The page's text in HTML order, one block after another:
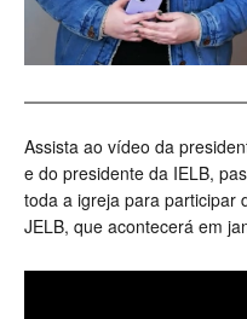
Assista ao vídeo da
e do presidente da IELB,
toda a igreja para participar
JELB, que acontecerá em